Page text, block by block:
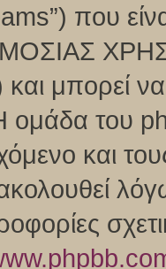
που
μπορεί
ομάδα του
και